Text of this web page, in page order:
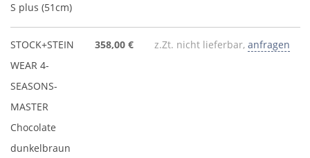
S plus (51cm)
STOCK+STEIN
WEAR 4-
SEASONS-
MASTER
Chocolate
dunkelbraun
358,00 € z.Zt. nicht lieferbar, anfragen